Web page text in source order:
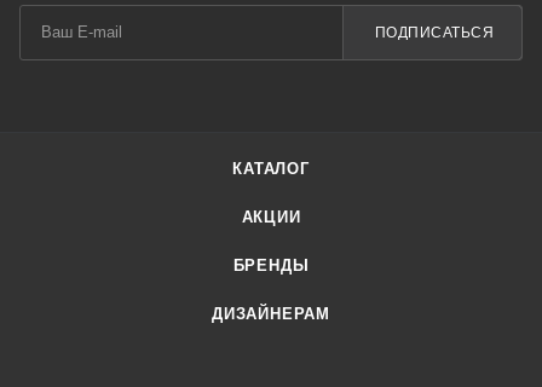
ПОДПИСАТЬСЯ
КАТАЛОГ
АКЦИИ
БРЕНДЫ
ДИЗАЙНЕРАМ